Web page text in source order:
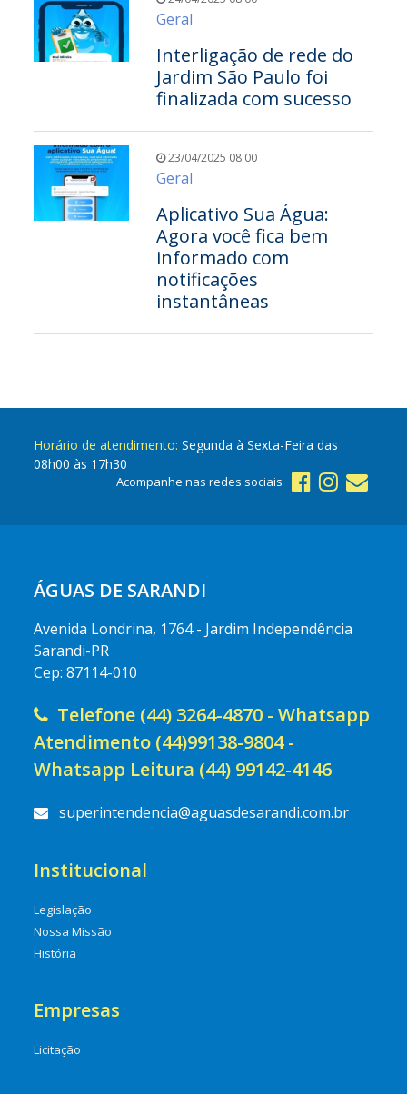
Geral
Interligação de rede do
Jardim São Paulo foi
finalizada com sucesso
23/04/2025 08:00
Geral
Aplicativo Sua Água:
Agora você fica bem
informado com
notificações
instantâneas
Horário de atendimento: Segunda à Sexta-Feira das
08h00 às 17h30
Acompanhe nas redes sociais
ÁGUAS DE SARANDI
Avenida Londrina, 1764 - Jardim Independência
Sarandi-PR
Cep: 87114-010
Telefone (44) 3264-4870 - Whatsapp
Atendimento (44)99138-9804 -
Whatsapp Leitura (44) 99142-4146
superintendencia@aguasdesarandi.com.br
Institucional
Legislação
Nossa Missão
História
Empresas
Licitação